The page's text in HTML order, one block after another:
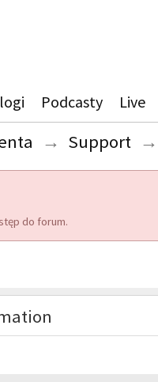
Podcasty Live
→ Support →
do forum.